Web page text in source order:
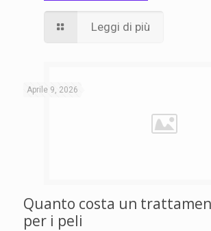
Leggi di più
Aprile 9, 2026
Quanto costa un
per i peli